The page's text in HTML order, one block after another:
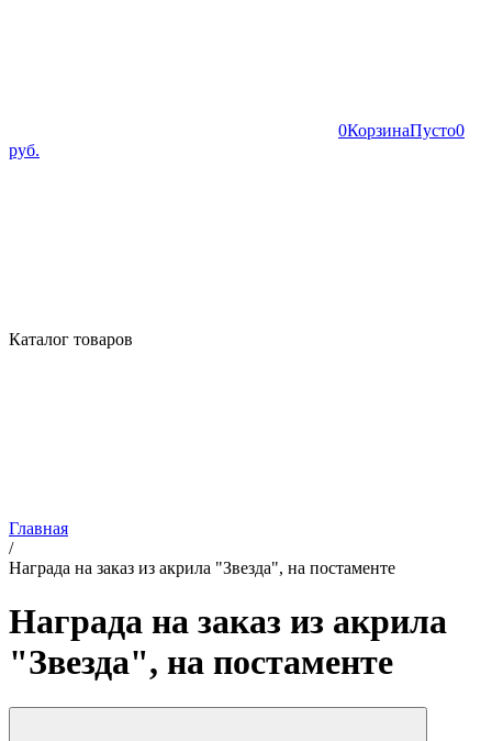
0КорзинаПусто0
руб.
Каталог товаров
Главная
/
Награда на заказ из акрила "Звезда", на постаменте
Награда на заказ из акрила
"Звезда", на постаменте